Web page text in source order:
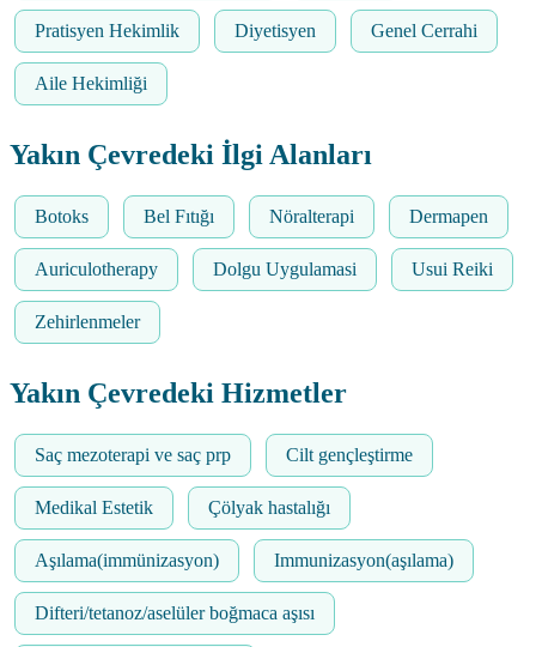
Pratisyen Hekimlik Diyetisyen Genel Cerrahi
Aile Hekimliği
Yakın Çevredeki İlgi Alanları
Botoks Bel Fıtığı Nöralterapi Dermapen
Auriculotherapy Dolgu Uygulamasi Usui Reiki
Zehirlenmeler
Yakın Çevredeki Hizmetler
Saç mezoterapi ve saç prp Cilt gençleştirme
Medikal Estetik Çölyak hastalığı
Aşılama(immünizasyon) Immunizasyon(aşılama)
Difteri/tetanoz/aselüler boğmaca aşısı